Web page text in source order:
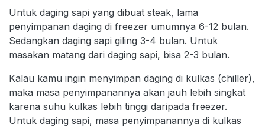
Untuk daging sapi yang dibuat steak, lama
penyimpanan daging di freezer umumnya 6-12 bulan.
Sedangkan daging sapi giling 3-4 bulan. Untuk
masakan matang dari daging sapi, bisa 2-3 bulan.
Kalau kamu ingin menyimpan daging di kulkas (chiller),
maka masa penyimpanannya akan jauh lebih singkat
karena suhu kulkas lebih tinggi daripada freezer.
Untuk daging sapi, masa penyimpanannya di kulkas